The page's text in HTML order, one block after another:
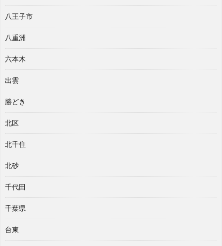
八王子市
八重洲
六本木
出雲
勝どき
北区
北千住
北砂
千代田
千葉県
台東